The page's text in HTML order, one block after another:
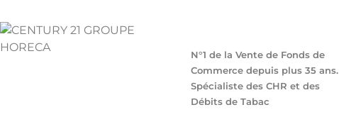
N°1 de la Vente de Fonds de
Commerce depuis plus 35 ans.
Spécialiste des CHR et des
Débits de Tabac